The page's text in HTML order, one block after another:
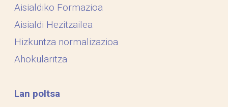
Aisialdiko Formazioa
Aisialdi Hezitzailea
Hizkuntza normalizazioa
Ahokularitza
Lan poltsa